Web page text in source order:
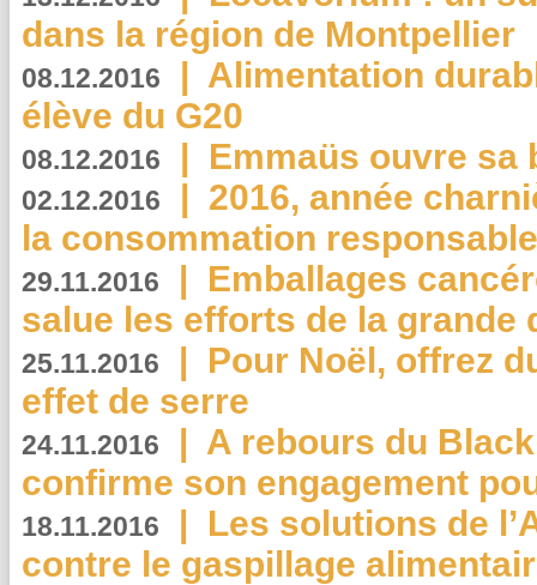
dans la région de Montpellier
08.12.2016 | Alimentation
élève du G20
08.12.2016 | Emmaüs ouvre sa
02.12.2016 | 2016, année
la consommation
29.11.2016 | Emballages
salue les efforts de la grande
25.11.2016 | Pour Noël, offrez
effet de serre
24.11.2016 | A rebours du
confirme son engagement
18.11.2016 | Les solutions de
contre le gaspillage